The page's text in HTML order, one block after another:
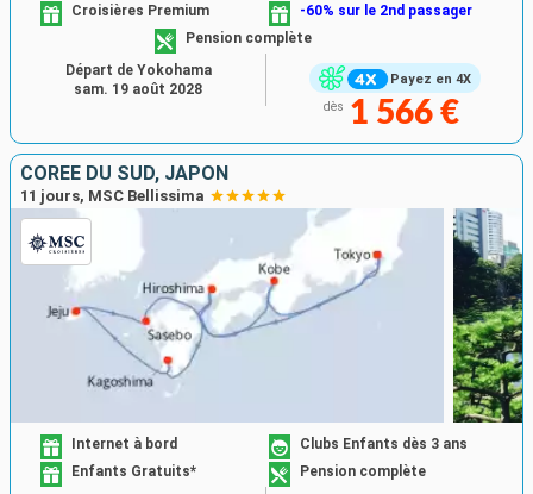
Payez en 4X
Croisières Premium
-60% sur le 2nd passager
Pension complète
dès 1 566 €
Départ de Yokohama
sam. 19 août 2028
CORÉE DU SUD, JAPON
11 jours, MSC Bellissima
Internet à bord
Clubs Enfants dès 3 ans
Enfants Gratuits*
Pension complète